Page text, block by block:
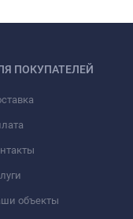
ПОКУПАТЕЛЕЙ
объекты